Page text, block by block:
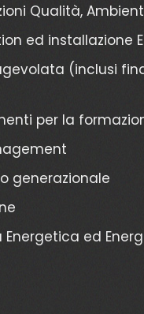
Qualità,
ed installazione
(inclusi
per la
generazionale
Energetica ed